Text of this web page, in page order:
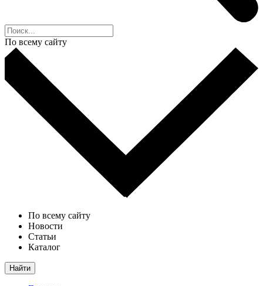
По всему сайту
По всему сайту
Новости
Статьи
Каталог
Найти